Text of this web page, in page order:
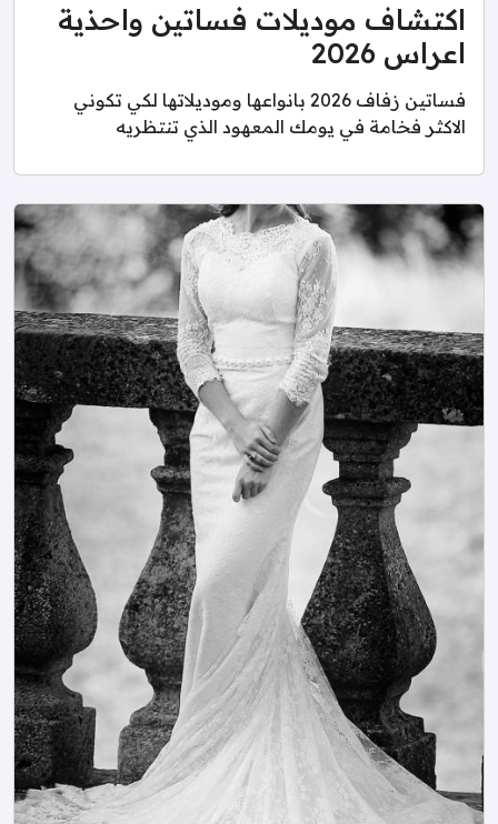
اكتشاف موديلات فساتين واحذية
اعراس 2026
فساتين زفاف 2026 بانواعها وموديلاتها لكي تكوني
الاكثر فخامة في يومك المعهود الذي تنتظريه